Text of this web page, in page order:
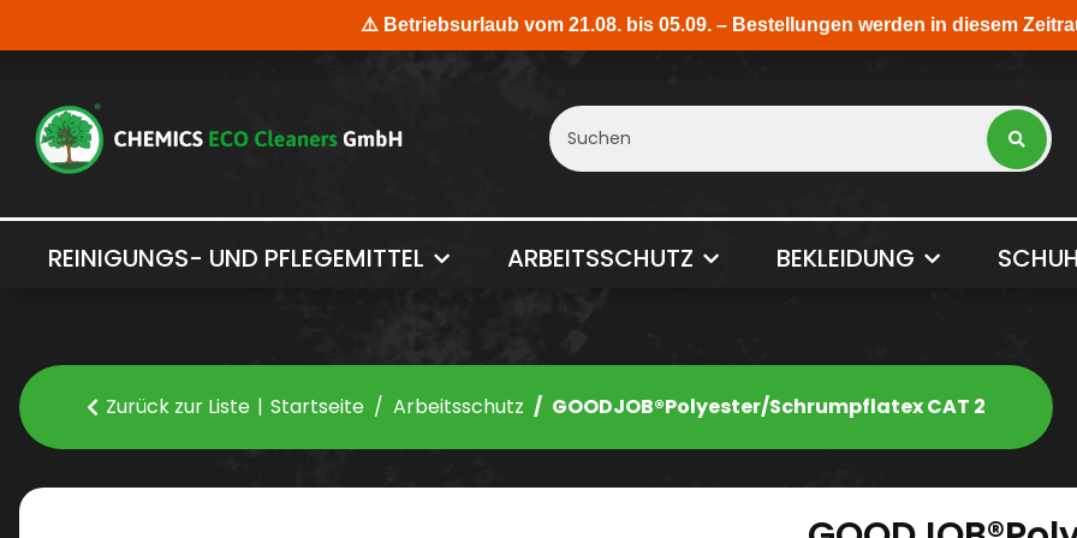
REINIGUNGS- UND PFLEGEMITTEL ARBEITSSCHUTZ BEKLEIDUNG
Zurück zur Liste Startseite Arbeitsschutz GOODJOB®Polyester/Schrumpflatex CAT 2